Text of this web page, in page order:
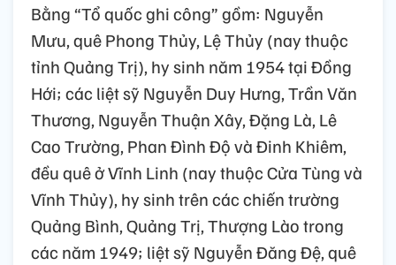
Bằng “Tổ quốc ghi công” gồm: Nguyễn
Mưu, quê Phong Thủy, Lệ Thủy (nay thuộc
tỉnh Quảng Trị), hy sinh năm 1954 tại Đồng
Hới; các liệt sỹ Nguyễn Duy Hưng, Trần Văn
Thương, Nguyễn Thuận Xây, Đặng Là, Lê
Cao Trường, Phan Đình Độ và Đinh Khiêm,
đều quê ở Vĩnh Linh (nay thuộc Cửa Tùng và
Vĩnh Thủy), hy sinh trên các chiến trường
Quảng Bình, Quảng Trị, Thượng Lào trong
các năm 1949; liệt sỹ Nguyễn Đăng Đệ, quê